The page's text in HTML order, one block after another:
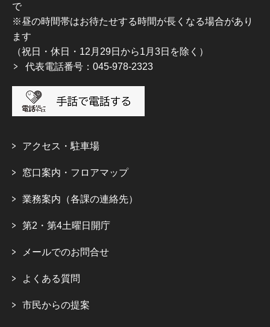
で
※昼の時間帯はお待たせする時間が長くなる場合があり
ます
（祝日・休日・12月29日から1月3日を除く）
代表電話番号：045-978-2323
アクセス・駐車場
窓口案内・フロアマップ
業務案内（各課の連絡先）
第2・第4土曜日開庁
メールでのお問合せ
よくある質問
市民からの提案